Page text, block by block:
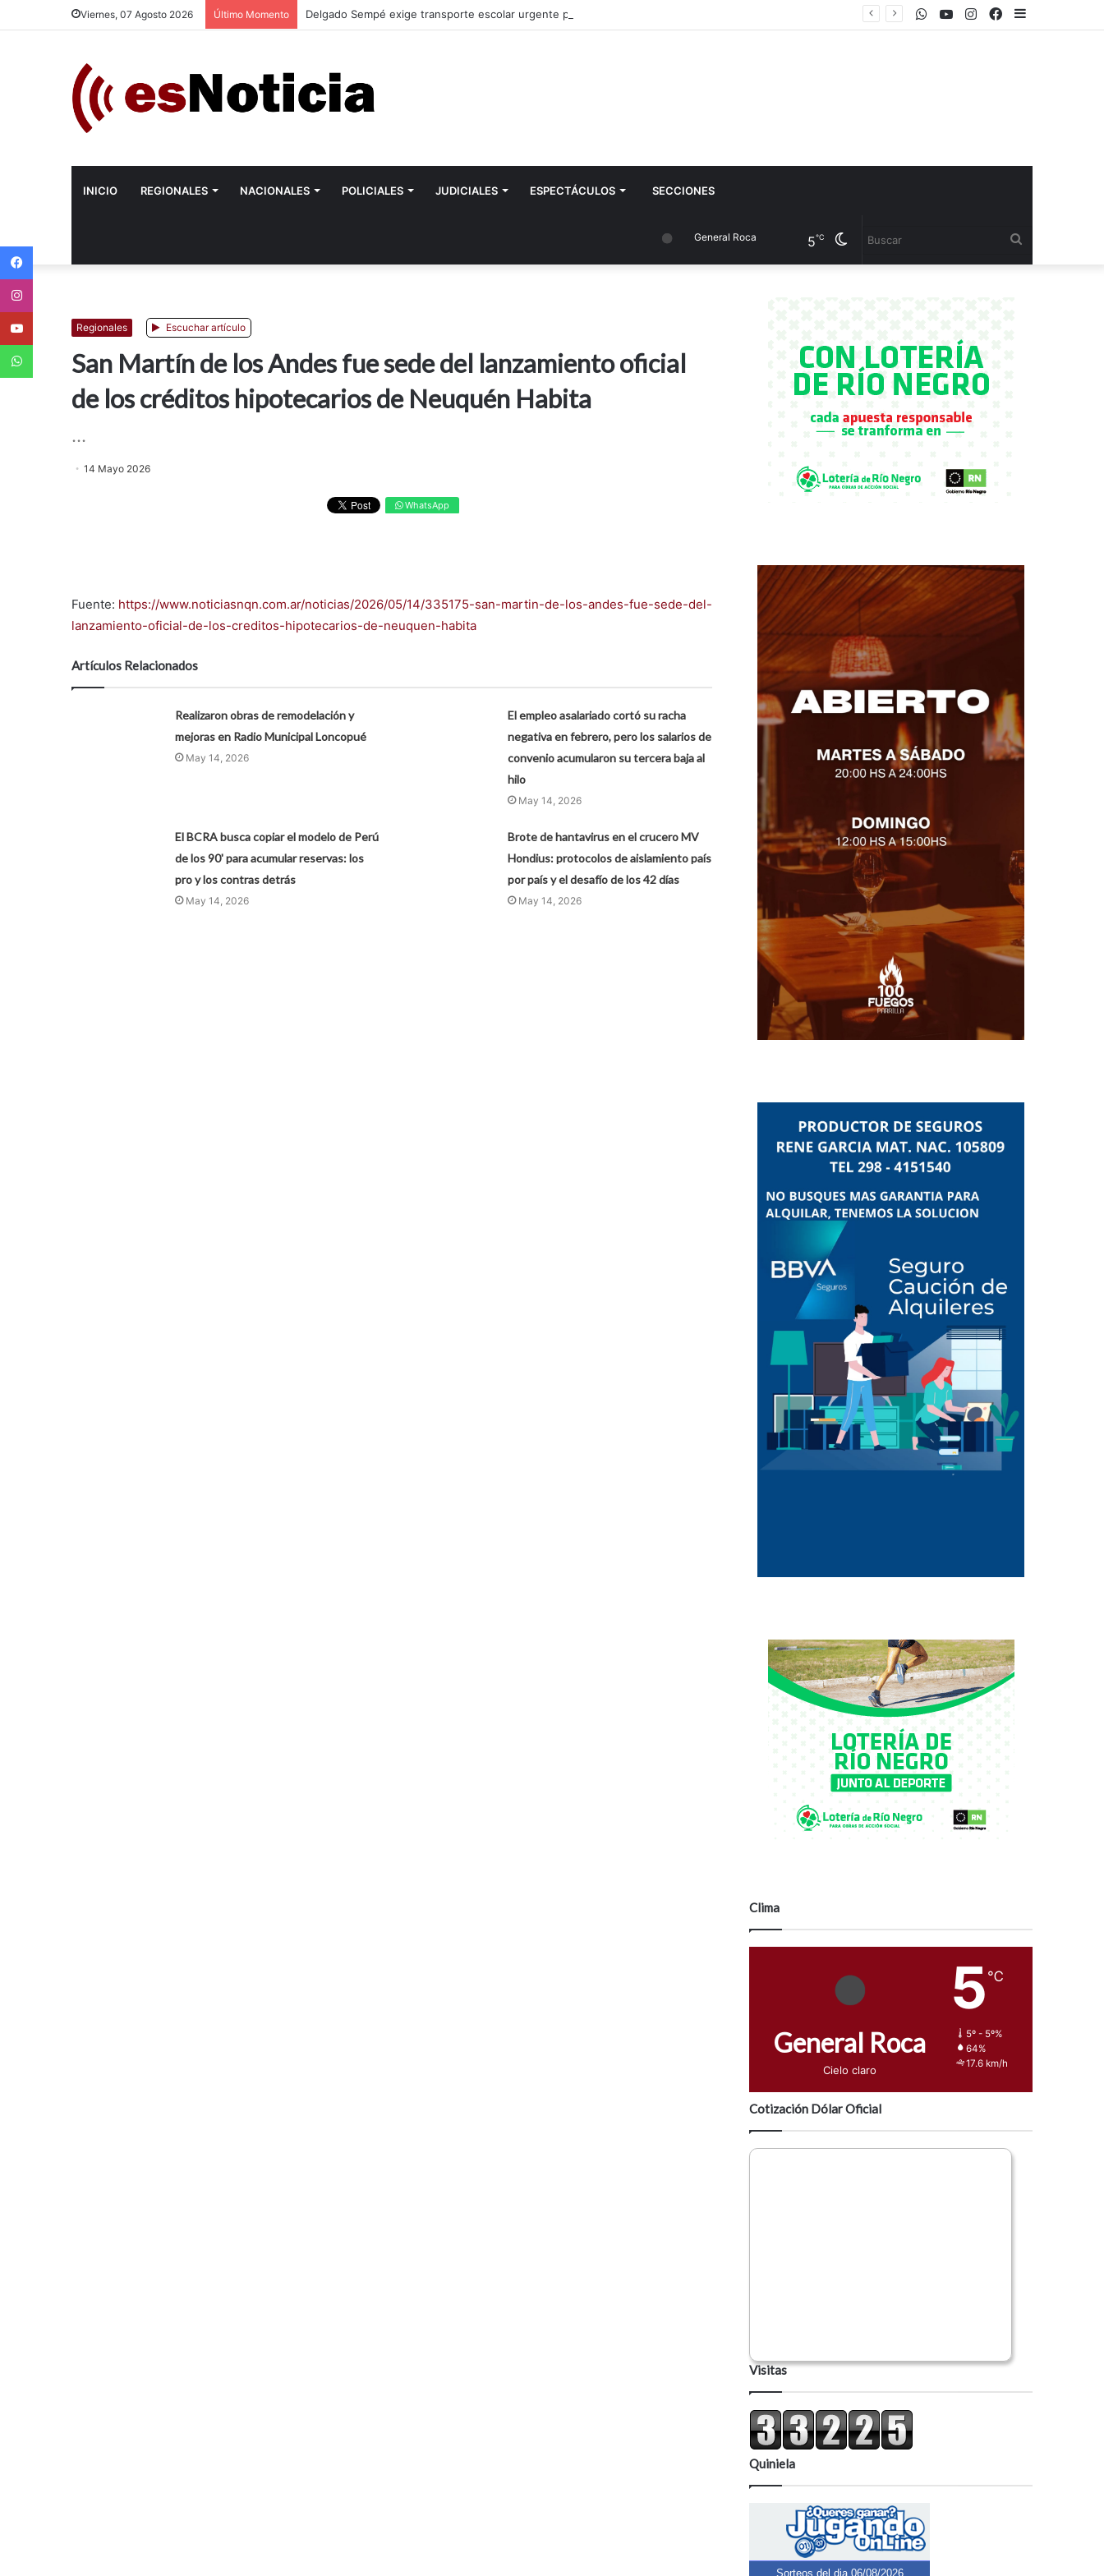
Viernes, 07 Agosto 2026 Último Momento Delgado Sempé exige transporte escolar urgente para la ESRN 106 de Romagnoli y el CET 17 Facebook
Instagram
Youtube
WhatsApp
INICIO REGIONALES NACIONALES POLICIALES JUDICIALES ESPECTÁCULOS SECCIONES
Cambiar
General Roca 5℃
Regionales Escuchar artículo
San Martín de los Andes fue sede del lanzamiento oficial
de los créditos hipotecarios de Neuquén Habita
...
14 Mayo 2026
WhatsApp
Fuente: https://www.noticiasnqn.com.ar/noticias/2026/05/14/335175-san-martin-de-los-andes-fue-sede-del-
lanzamiento-oficial-de-los-creditos-hipotecarios-de-neuquen-habita
Artículos Relacionados
Realizaron obras de remodelación y
mejoras en Radio Municipal Loncopué
May 14, 2026
El empleo asalariado cortó su racha
negativa en febrero, pero los salarios de
convenio acumularon su tercera baja al
hilo
May 14, 2026
El BCRA busca copiar el modelo de Perú
de los 90' para acumular reservas: los
pro y los contras detrás
May 14, 2026
Brote de hantavirus en el crucero MV
Hondius: protocolos de aislamiento país
por país y el desafío de los 42 días
May 14, 2026
Clima
General Roca
Cielo claro
5 ℃
5º - 5º%
64%
17.6 km/h
Cotización Dólar Oficial
Visitas
Quiniela